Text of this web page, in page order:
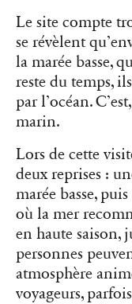
Le site compte
se révèlent
la marée basse,
reste du temps,
par l’océan.
marin.
Lors de cette
deux reprises :
marée basse,
où la mer
en haute saison,
personnes
atmosphère
voyageurs,